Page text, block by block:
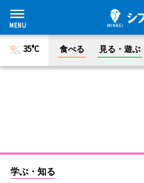
35°C 食べる 見る・遊ぶ
学ぶ・知る